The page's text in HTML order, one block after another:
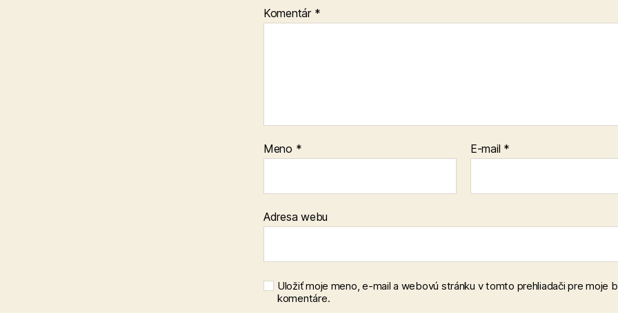
Komentár *
Meno * E-mail *
Adresa webu
Uložiť moje meno, e-mail a webovú stránku v tomto prehliadači pre moje
komentáre.